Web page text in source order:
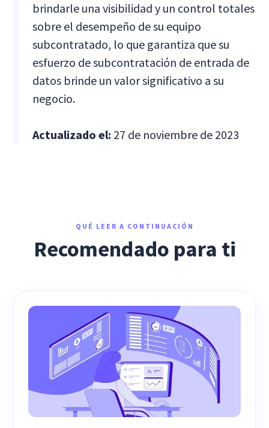
brindarle una visibilidad y un control totales
sobre el desempeño de su equipo
subcontratado, lo que garantiza que su
esfuerzo de subcontratación de entrada de
datos brinde un valor significativo a su
negocio.
Actualizado el: 27 de noviembre de 2023
QUÉ LEER A CONTINUACIÓN
Recomendado para ti